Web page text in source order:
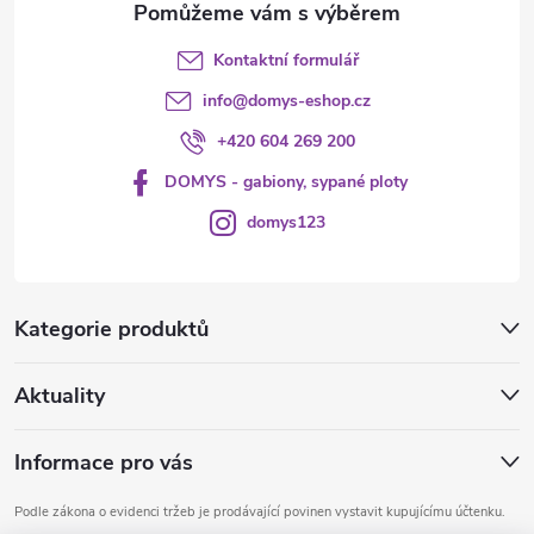
Kategorie produktů
Aktuality
Informace pro vás
Podle zákona o evidenci tržeb je prodávající povinen vystavit kupujícímu účtenku.
Kontaktní formulář
info@domys-eshop.cz
+420 604 269 200
DOMYS - gabiony, sypané ploty
domys123